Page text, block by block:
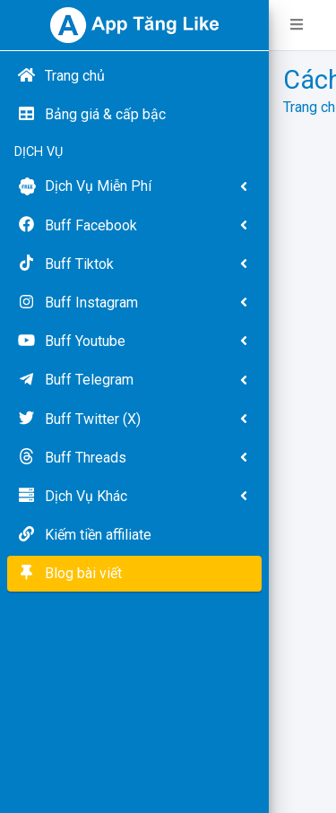
Trang chủ
Bảng giá & cấp bậc
DỊCH VỤ
Dịch Vụ Miễn Phí
Buff Facebook
Buff Tiktok
Buff Instagram
Buff Youtube
Buff Telegram
Buff Twitter (X)
Buff Threads
Dịch Vụ Khác
Kiếm tiền affiliate
Blog bài viết
Trang